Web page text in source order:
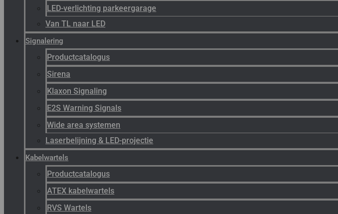
LED-verlichting parkeergarage
Van TL naar LED
Signalering
Productcatalogus
Sirena
Klaxon Signaling
E2S Warning Signals
Wide area systemen
Laserbelijning & LED-projectie
Kabelwartels
Productcatalogus
ATEX kabelwartels
RVS Wartels